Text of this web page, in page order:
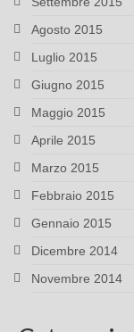
Agosto 2015
Luglio 2015
Giugno 2015
Maggio 2015
Aprile 2015
Marzo 2015
Febbraio 2015
Gennaio 2015
Dicembre 2014
Novembre 2014